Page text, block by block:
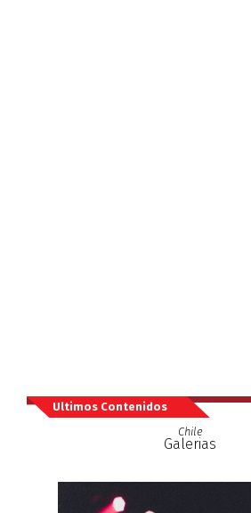
Ultimos Contenidos
Chile
Galerias